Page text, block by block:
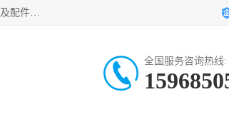
绍兴金戈贸易有限公司主要经营品牌：美国寿力、英格索兰、复盛FS-ELLIOTT，库伯COOPER、阿特拉斯等品牌空压机及配件销售；承接全厂空气压缩机管理、维护保养；节能改造；气体干燥机销售、维护、维修、保养。销售各种品牌空压机空气滤芯、油滤芯、油气分离器；精密过滤器滤芯；除油雾滤芯；抽真空滤芯，消音器，疏水器。劳务承接：全厂空压机维修保养工程，安装工程；移机或汰换工程；节能改造工程等。
全国服务咨询热线: